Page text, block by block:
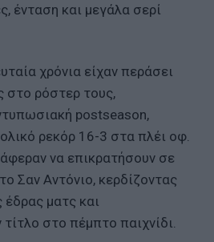
ένταση και μεγάλα σερί
χρόνια είχαν περάσει
στο ρόστερ τους,
postseason,
ρεκόρ 16-3 στα πλέι οφ.
να επικρατήσουν σε
Σαν Αντόνιο, κερδίζοντας
ματς και
στο πέμπτο παιχνίδι.